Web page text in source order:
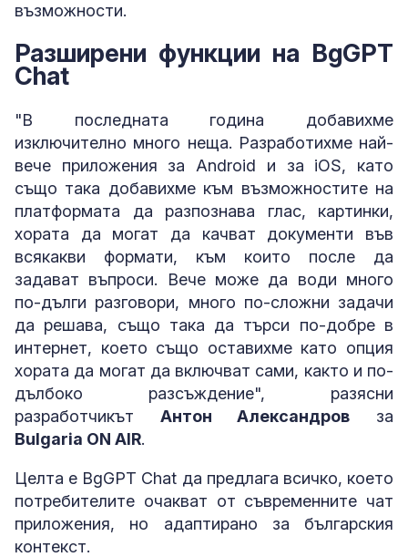
възможности.
Разширени функции на BgGPT
Chat
"В последната година добавихме
изключително много неща. Разработихме най-
вече приложения за Android и за iOS, като
също така добавихме към възможностите на
платформата да разпознава глас, картинки,
хората да могат да качват документи във
всякакви формати, към които после да
задават въпроси. Вече може да води много
по-дълги разговори, много по-сложни задачи
да решава, също така да търси по-добре в
интернет, което също оставихме като опция
хората да могат да включват сами, както и по-
дълбоко разсъждение", разясни
разработчикът Антон Александров за
Bulgaria ON AIR.
Целта е BgGPT Chat да предлага всичко, което
потребителите очакват от съвременните чат
приложения, но адаптирано за българския
контекст.